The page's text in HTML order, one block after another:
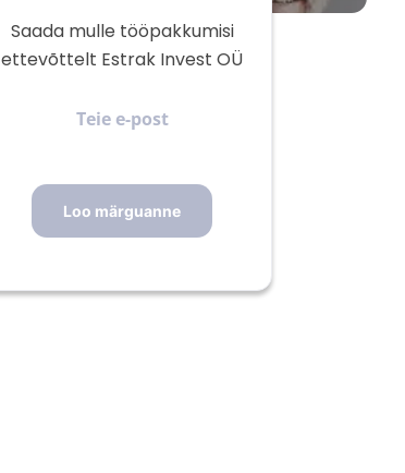
Saada mulle tööpakkumisi
ettevõttelt Estrak Invest OÜ